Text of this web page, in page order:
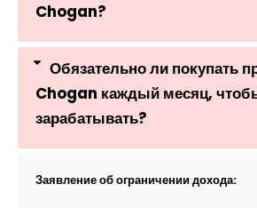
Chogan?
Обязательно ли покупать
Chogan каждый месяц,
зарабатывать?
Заявление об ограничении дохода: